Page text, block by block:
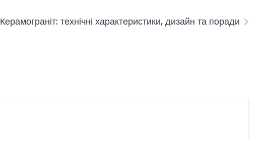
Керамограніт: технічні характеристики, дизайн та поради